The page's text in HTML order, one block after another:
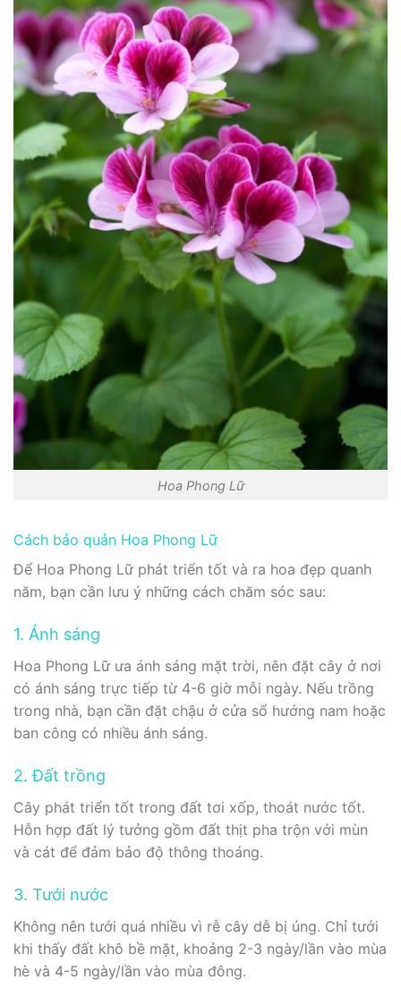
Hoa Phong Lữ
Cách bảo quản Hoa Phong Lữ
Để Hoa Phong Lữ phát triển tốt và ra hoa đẹp quanh
năm, bạn cần lưu ý những cách chăm sóc sau:
1. Ánh sáng
Hoa Phong Lữ ưa ánh sáng mặt trời, nên đặt cây ở nơi
có ánh sáng trực tiếp từ 4-6 giờ mỗi ngày. Nếu trồng
trong nhà, bạn cần đặt chậu ở cửa sổ hướng nam hoặc
ban công có nhiều ánh sáng.
2. Đất trồng
Cây phát triển tốt trong đất tơi xốp, thoát nước tốt.
Hỗn hợp đất lý tưởng gồm đất thịt pha trộn với mùn
và cát để đảm bảo độ thông thoáng.
3. Tưới nước
Không nên tưới quá nhiều vì rễ cây dễ bị úng. Chỉ tưới
khi thấy đất khô bề mặt, khoảng 2-3 ngày/lần vào mùa
hè và 4-5 ngày/lần vào mùa đông.